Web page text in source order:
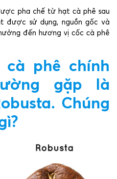
pha chế từ hạt cà phê sau
được sử dụng, nguồn gốc và
đến hương vị cốc cà phê
phê chính
gặp là
Chúng